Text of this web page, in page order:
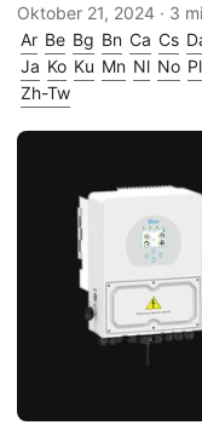
Oktober 21, 2024 · 3
Ar Be Bg Bn Ca Cs
Ja Ko Ku Mn Nl No Pl
Zh-Tw